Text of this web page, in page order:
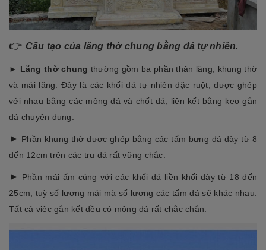
👉 Cấu tạo của lăng thờ chung bằng đá tự nhiên.
► Lăng thờ chung thường gồm ba phần thân lăng, khung thờ
và mái lăng. Đây là các khối đá tự nhiên đặc ruột, được ghép
với nhau bằng các mộng đá và chốt đá, liên kết bằng keo gắn
đá chuyên dụng.
►
Phần khung thờ được ghép bằng các tấm bưng đá dày từ 8
đến 12cm trên các trụ đá rất vững chắc.
►
Phần mái ấm cúng với các khối đá liền khối dày từ 18 đến
25cm, tuỳ số lượng mái mà số lượng các tấm đá sẽ khác nhau.
Tất cả việc gắn kết đều có mộng đá rất chắc chắn.